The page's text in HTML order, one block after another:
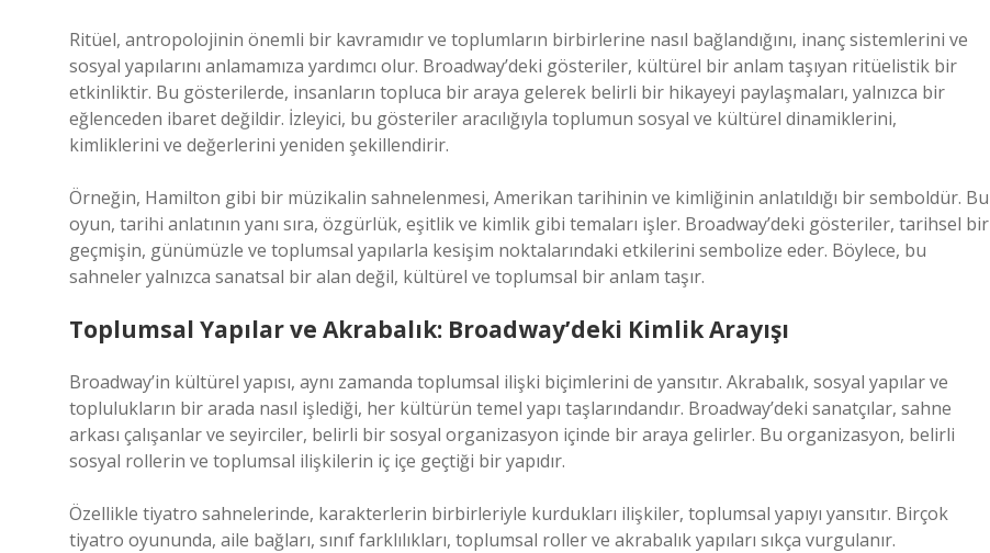
Ritüel, antropolojinin önemli bir kavramıdır ve toplumların birbirlerine nasıl bağlandığını, inanç sistemlerini ve
sosyal yapılarını anlamamıza yardımcı olur. Broadway’deki gösteriler, kültürel bir anlam taşıyan ritüelistik bir
etkinliktir. Bu gösterilerde, insanların topluca bir araya gelerek belirli bir hikayeyi paylaşmaları, yalnızca bir
eğlenceden ibaret değildir. İzleyici, bu gösteriler aracılığıyla toplumun sosyal ve kültürel dinamiklerini,
kimliklerini ve değerlerini yeniden şekillendirir.
Örneğin, Hamilton gibi bir müzikalin sahnelenmesi, Amerikan tarihinin ve kimliğinin anlatıldığı bir semboldür. Bu
oyun, tarihi anlatının yanı sıra, özgürlük, eşitlik ve kimlik gibi temaları işler. Broadway’deki gösteriler, tarihsel bir
geçmişin, günümüzle ve toplumsal yapılarla kesişim noktalarındaki etkilerini sembolize eder. Böylece, bu
sahneler yalnızca sanatsal bir alan değil, kültürel ve toplumsal bir anlam taşır.
Toplumsal Yapılar ve Akrabalık: Broadway’deki Kimlik Arayışı
Broadway’in kültürel yapısı, aynı zamanda toplumsal ilişki biçimlerini de yansıtır. Akrabalık, sosyal yapılar ve
toplulukların bir arada nasıl işlediği, her kültürün temel yapı taşlarındandır. Broadway’deki sanatçılar, sahne
arkası çalışanlar ve seyirciler, belirli bir sosyal organizasyon içinde bir araya gelirler. Bu organizasyon, belirli
sosyal rollerin ve toplumsal ilişkilerin iç içe geçtiği bir yapıdır.
Özellikle tiyatro sahnelerinde, karakterlerin birbirleriyle kurdukları ilişkiler, toplumsal yapıyı yansıtır. Birçok
tiyatro oyununda, aile bağları, sınıf farklılıkları, toplumsal roller ve akrabalık yapıları sıkça vurgulanır.